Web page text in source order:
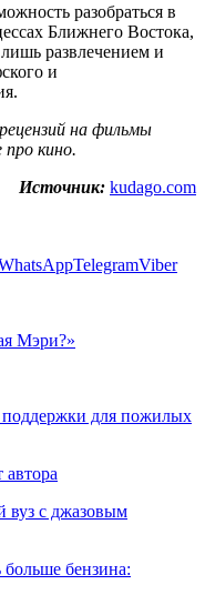
разобраться в
Ближнего Востока,
развлечением и
и
на фильмы
про кино.
Источник: kudago.com
TelegramViber
Мэри?»
поддержки для пожилых
вуз с джазовым
больше бензина: